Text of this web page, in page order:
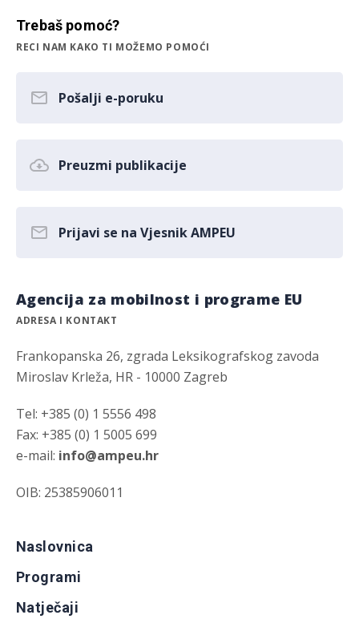
Trebaš pomoć?
RECI NAM KAKO TI MOŽEMO POMOĆI
Pošalji e-poruku
Preuzmi publikacije
Prijavi se na Vjesnik AMPEU
Agencija za mobilnost i programe EU
ADRESA I KONTAKT
Frankopanska 26, zgrada Leksikografskog zavoda
Miroslav Krleža, HR - 10000 Zagreb
Tel: +385 (0) 1 5556 498
Fax: +385 (0) 1 5005 699
e-mail: info@ampeu.hr
OIB: 25385906011
Naslovnica
Programi
Natječaji